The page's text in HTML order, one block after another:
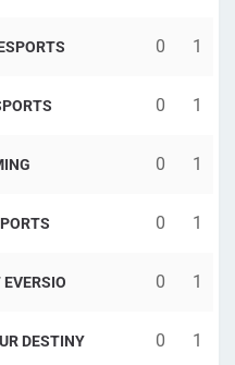
0 1
0 1
0 1
0 1
0 1
DESTINY 0 1